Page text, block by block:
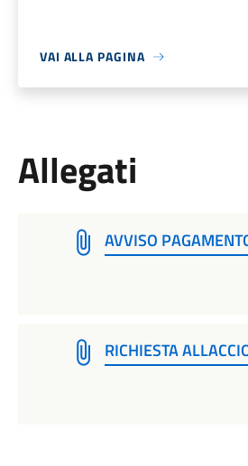
VAI ALLA PAGINA
Allegati
AVVISO
RICHIESTA